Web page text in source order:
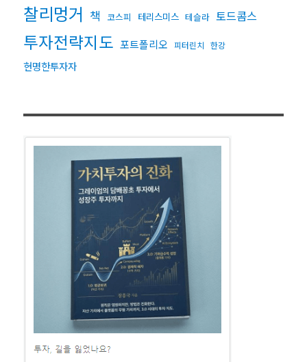
찰리멍거 책 코스피 테리스미스 테슬라 토드콤스
투자전략지도 포트폴리오 피터린치 한강
현명한투자자